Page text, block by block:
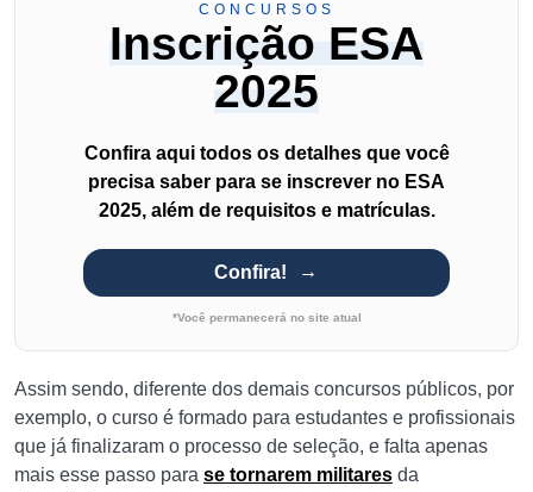
CONCURSOS
Inscrição ESA
2025
Confira aqui todos os detalhes que você
precisa saber para se inscrever no ESA
2025, além de requisitos e matrículas.
Confira!
*Você permanecerá no site atual
Assim sendo, diferente dos demais concursos públicos, por
exemplo, o curso é formado para estudantes e profissionais
que já finalizaram o processo de seleção, e falta apenas
mais esse passo para se tornarem militares da